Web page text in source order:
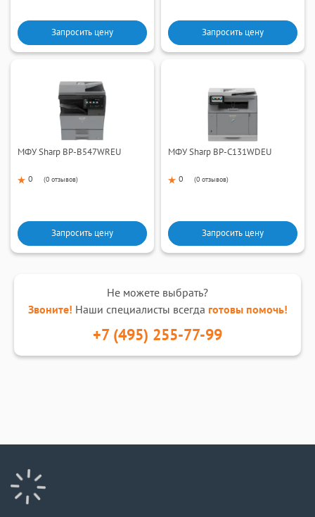
Запросить цену Запросить цену
МФУ Sharp BP-B547WREU
0 (0 отзывов)
Запросить цену
МФУ Sharp BP-C131WDEU
0 (0 отзывов)
Запросить цену
Не можете выбрать?
Звоните! Наши специалисты всегда готовы помочь!
+7 (495) 255-77-99